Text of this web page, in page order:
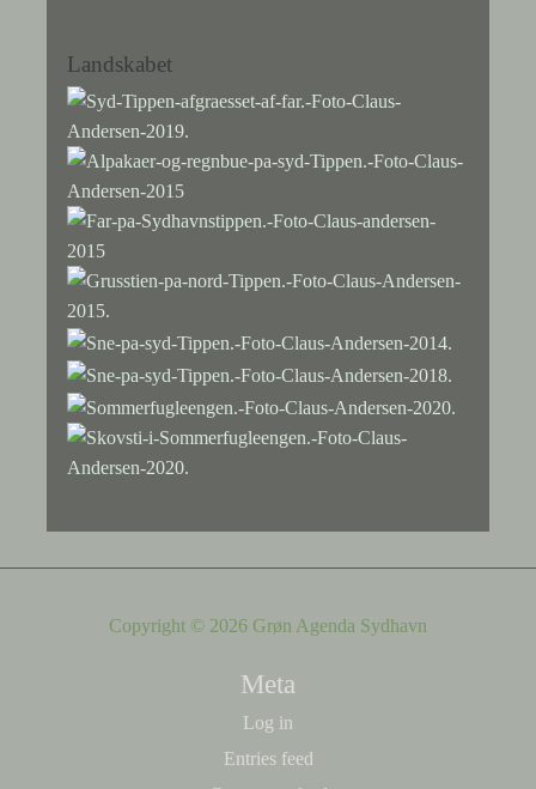
Landskabet
Copyright © 2026 Grøn Agenda Sydhavn
Meta
Log in
Entries feed